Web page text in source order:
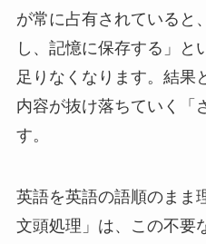
が常に占有されていると
し、記憶に保存する」と
足りなくなります。結果
内容が抜け落ちていく「
す。
英語を英語の語順のまま
文頭処理」は、この不要